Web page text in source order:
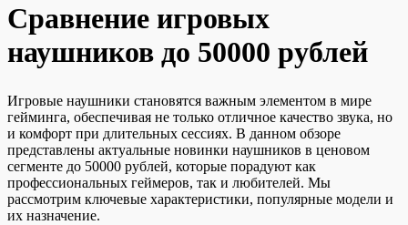
Сравнение игровых
наушников до 50000 рублей
Игровые наушники становятся важным элементом в мире
гейминга, обеспечивая не только отличное качество звука, но
и комфорт при длительных сессиях. В данном обзоре
представлены актуальные новинки наушников в ценовом
сегменте до 50000 рублей, которые порадуют как
профессиональных геймеров, так и любителей. Мы
рассмотрим ключевые характеристики, популярные модели и
их назначение.